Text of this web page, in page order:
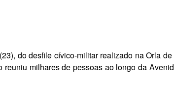
do desfile cívico-militar realizado na Orla
milhares de pessoas ao longo da